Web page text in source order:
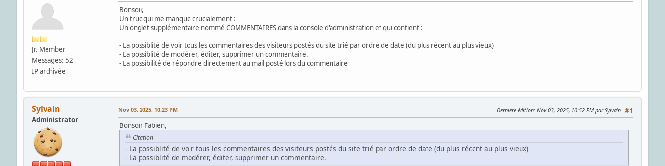
Jr. Member
Messages: 52
IP archivée
Bonsoir,
Un truc qui me manque crucialement :
Un onglet supplémentaire nommé COMMENTAIRES dans la console d'administration et qui contient :
- La possiblité de voir tous les commentaires des visiteurs postés du site trié par ordre de date (du plus récent au plus vieux)
- La possiblité de modérer, éditer, supprimer un commentaire.
- La possibilité de répondre directement au mail posté lors du commentaire
Sylvain
Administrator
#1
Nov 03, 2025, 10:23 PM Dernière édition: Nov 03, 2025, 10:52 PM par Sylvain
Bonsoir Fabien,
Citation
- La possiblité de voir tous les commentaires des visiteurs postés du site trié par ordre de date (du plus récent au plus vieux)
- La possiblité de modérer, éditer, supprimer un commentaire.